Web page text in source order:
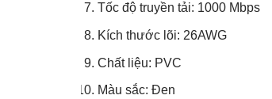
Tốc độ truyền tải: 1000 Mbps
Kích thước lõi: 26AWG
Chất liệu: PVC
Màu sắc: Đen